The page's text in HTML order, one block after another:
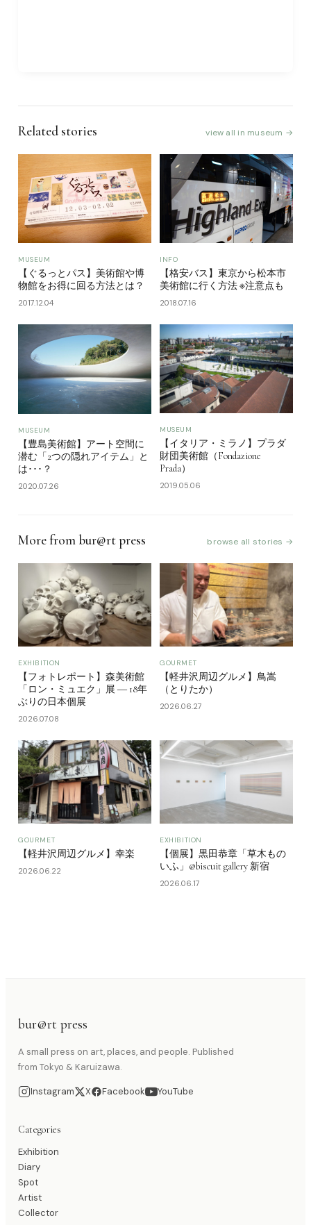
Related stories view all in museum →
MUSEUM
【ぐるっとパス】美術館や博
物館をお得に回る方法とは？
2017.12.04
INFO
【格安バス】東京から松本市
美術館に行く方法 ※注意点も
2018.07.16
MUSEUM
【豊島美術館】アート空間に
潜む「2つの隠れアイテム」と
は･･･？
2020.07.26
MUSEUM
【イタリア・ミラノ】プラダ
財団美術館（Fondazione
Prada）
2019.05.06
More from bur@rt press browse all stories →
EXHIBITION
【フォトレポート】森美術館
「ロン・ミュエク」展 ― 18年
ぶりの日本個展
2026.07.08
GOURMET
【軽井沢周辺グルメ】鳥嵩
（とりたか）
2026.06.27
GOURMET
【軽井沢周辺グルメ】幸楽
2026.06.22
EXHIBITION
【個展】黒田恭章「草木もの
いふ」@biscuit gallery 新宿
2026.06.17
bur@rt press
A small press on art, places, and people. Published
from Tokyo & Karuizawa.
Instagram X Facebook YouTube
Categories
Exhibition
Diary
Spot
Artist
Collector